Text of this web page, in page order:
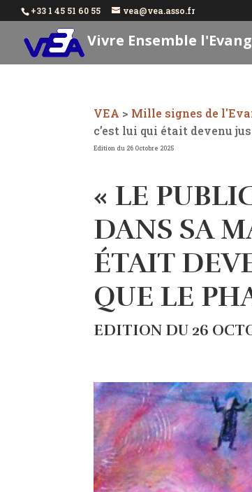
+33 1 45 51 60 55 vea@vea.asso.fr
Vivre Ensemble
VEA > Mille signes de
c’est lui qui était devenu
Edition du 26 Octobre 2025
« LE
DANS SA
ÉTAIT
QUE LE
EDITION DU 26